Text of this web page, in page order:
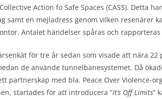
Action fo Safe Spaces (CASS). Detta
samt en mejladress genom vilken resenärer
Antalet händelser spåras och rapporteras
för tre år sedan som visade att nära 22
de använde tunnelbanesystemet. Då
partnerskap med bla. Peace Over Violence-
startades för att introducera “It’s Off Limits”